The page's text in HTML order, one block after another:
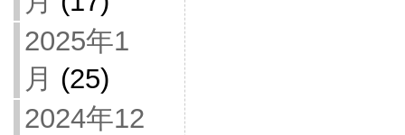
2025年1
月 (25)
2024年12